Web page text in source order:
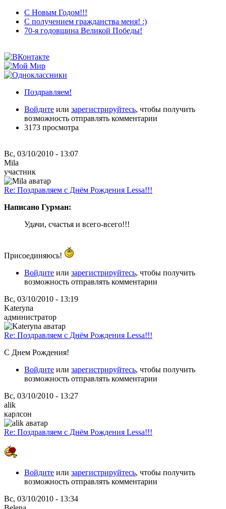
С Новым Годом!!!
С получением гражданства меня! :)
70-я годовщина Великой Победы!
Поздравляем!
Войдите или зарегистрируйтесь, чтобы получить
возможность отправлять комментарии
3173 просмотра
Вс, 03/10/2010 - 13:07
Mila
участник
Re: Поздравляем с Днём Рождения Lessa!!!
Написано Гурман:
Удачи, счастья и всего-всего!!!
Присоединяюсь!
Войдите или зарегистрируйтесь, чтобы получить
возможность отправлять комментарии
Вс, 03/10/2010 - 13:19
Kateryna
администратор
Re: Поздравляем с Днём Рождения Lessa!!!
С Днем Рождения!
Войдите или зарегистрируйтесь, чтобы получить
возможность отправлять комментарии
Вс, 03/10/2010 - 13:27
alik
карлсон
Re: Поздравляем с Днём Рождения Lessa!!!
Войдите или зарегистрируйтесь, чтобы получить
возможность отправлять комментарии
Вс, 03/10/2010 - 13:34